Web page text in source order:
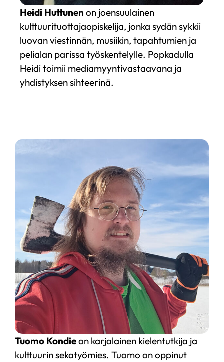
Heidi Huttunen on joensuulainen
kulttuurituottajaopiskelija, jonka sydän sykkii
luovan viestinnän, musiikin, tapahtumien ja
pelialan parissa työskentelylle. Popkadulla
Heidi toimii mediamyyntivastaavana ja
yhdistyksen sihteerinä.
Tuomo Kondieon karjalainen kielentutkija ja
kulttuurin sekatyömies. Tuomo on oppinut